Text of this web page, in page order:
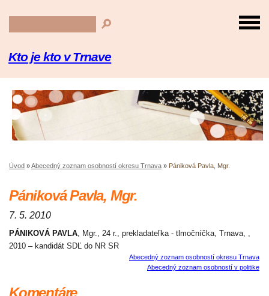
Kto je kto v Trnave
Úvod »Abecedný zoznam osobností okresu Trnava » Pániková Pavla, Mgr.
Pániková Pavla, Mgr.
7. 5. 2010
PÁNIKOVÁ PAVLA, Mgr., 24 r., prekladateľka - tlmočníčka, Trnava, ,
2010 – kandidát SDĽ do NR SR
Abecedný zoznam osobností okresu Trnava
Abecedný zoznam osobností v politike